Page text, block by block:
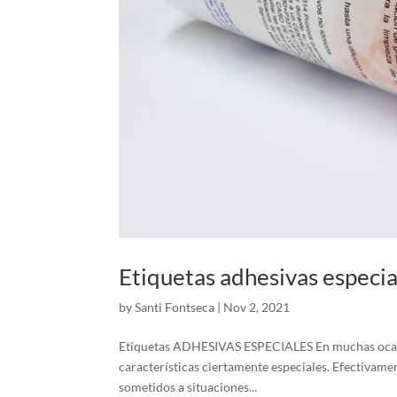
Etiquetas adhesivas
bySanti Fontseca | Nov 2, 2021
Etiquetas ADHESIVAS ESPECIALES En muchas
características ciertamente especiales.
sometidos a situaciones...